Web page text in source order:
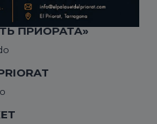
ПРИОРАТА»
в